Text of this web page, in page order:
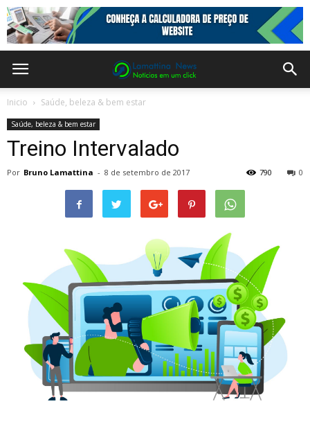
Inicio Saúde, beleza & bem estar
Saúde, beleza & bem estar
Treino Intervalado
Por Bruno Lamattina - 8 de setembro de 2017 0
790